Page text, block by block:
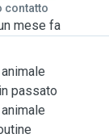
contatto
mese fa
passato